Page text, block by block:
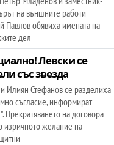
на външните работи
Павлов обявиха имената на
дел
Левски се
със звезда
Илиян Стефанов се разделиха
съгласие, информират
Прекратяването на договора
изричното желание на